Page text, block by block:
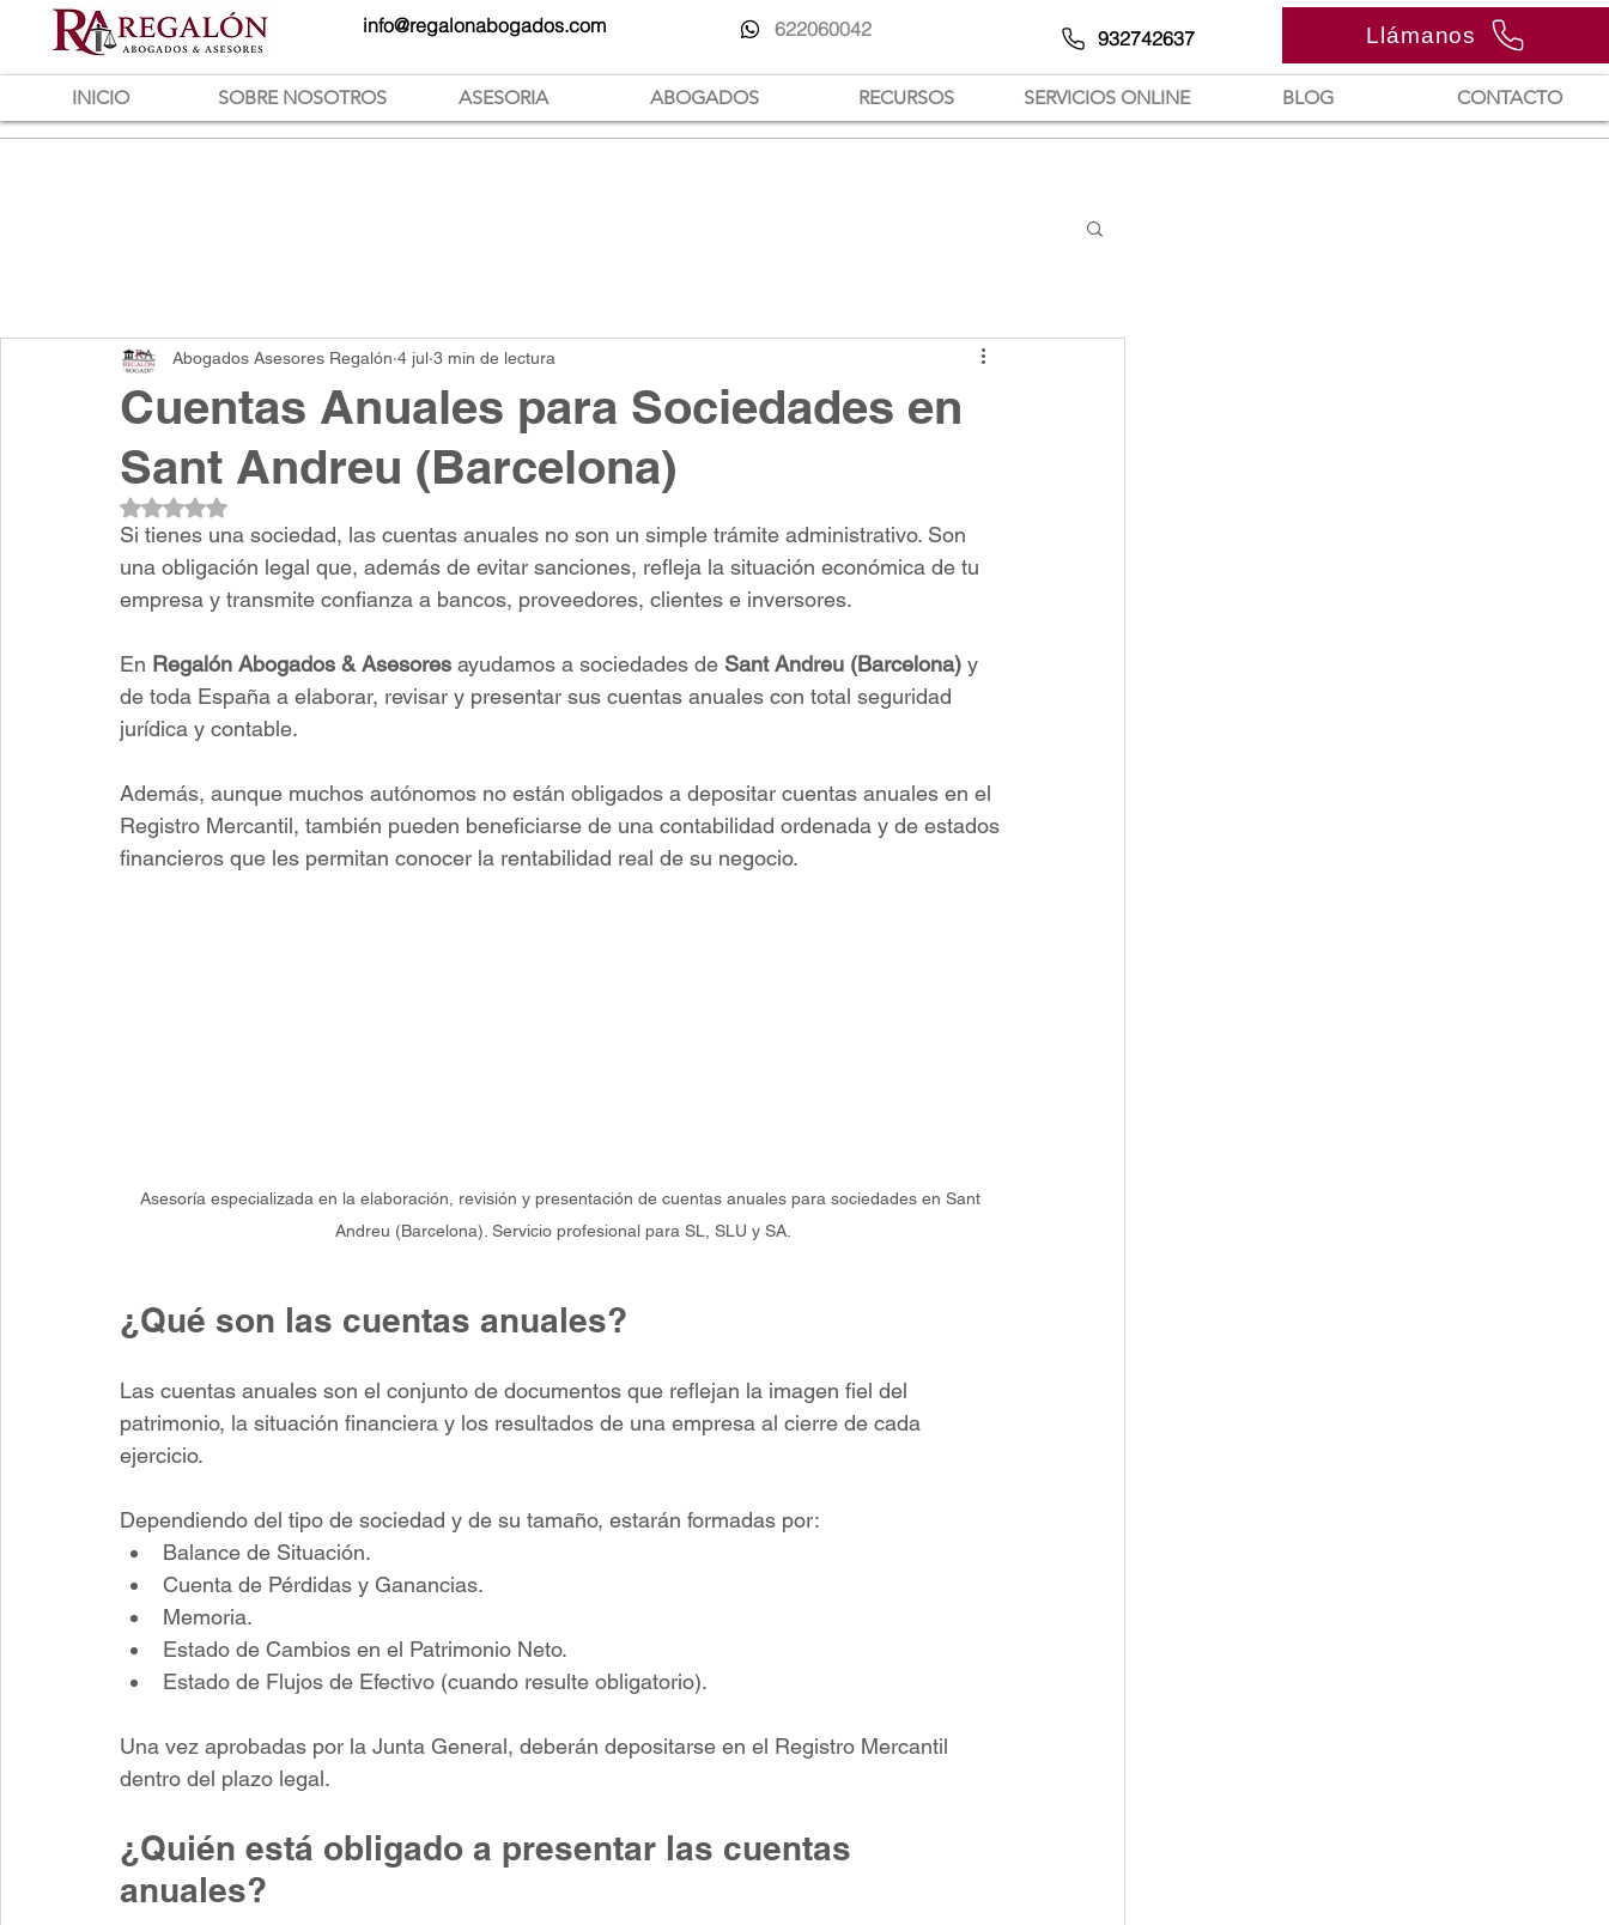
info@regalonabogados.com 622060042 932742637 Llámanos
INICIO SOBRE NOSOTROS ASESORIA ABOGADOS RECURSOS SERVICIOS ONLINE BLOG CONTACTO
Cuentas Anuales para Sociedades en
Sant Andreu (Barcelona)
Abogados Asesores Regalón 4 jul 3 min de lectura
Obtuvo NaN de 5 estrellas.
Si tienes una sociedad, las cuentas anuales no son un simple trámite administrativo. Son
una obligación legal que, además de evitar sanciones, refleja la situación económica de tu
empresa y transmite confianza a bancos, proveedores, clientes e inversores.
En Regalón Abogados & Asesores ayudamos a sociedades de Sant Andreu (Barcelona) y
de toda España a elaborar, revisar y presentar sus cuentas anuales con total seguridad
jurídica y contable.
Además, aunque muchos autónomos no están obligados a depositar cuentas anuales en el
Registro Mercantil, también pueden beneficiarse de una contabilidad ordenada y de estados
financieros que les permitan conocer la rentabilidad real de su negocio.
Asesoría especializada en la elaboración, revisión y presentación de cuentas anuales para sociedades en Sant
Andreu (Barcelona). Servicio profesional para SL, SLU y SA.
¿Qué son las cuentas anuales?
Las cuentas anuales son el conjunto de documentos que reflejan la imagen fiel del
patrimonio, la situación financiera y los resultados de una empresa al cierre de cada
ejercicio.
Dependiendo del tipo de sociedad y de su tamaño, estarán formadas por:
Balance de Situación.
Cuenta de Pérdidas y Ganancias.
Memoria.
Estado de Cambios en el Patrimonio Neto.
Estado de Flujos de Efectivo (cuando resulte obligatorio).
Una vez aprobadas por la Junta General, deberán depositarse en el Registro Mercantil
dentro del plazo legal.
¿Quién está obligado a presentar las cuentas
anuales?